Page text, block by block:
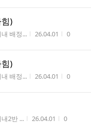
)
배정... 작성시간
26.04.01 조회수
0
)
배정... 작성시간
26.04.01 조회수
0
2반 ... 작성시간
26.04.01 조회수
0